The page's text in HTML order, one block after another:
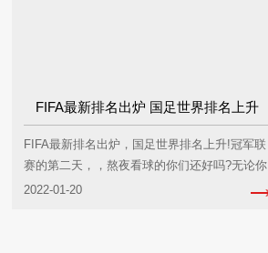
FIFA最新排名出炉 国足世界排名上升
FIFA最新排名出炉，国足世界排名上升!冠军联
赛的第二天，，熬夜看球的你们还好吗?无论你
对你的主队的...
2022-01-20